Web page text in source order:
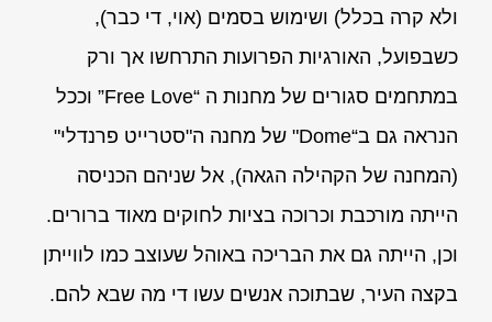
ולא קרה בכלל) ושימוש בסמים (אוי, די כבר),
כשבפועל, האורגיות הפרועות התרחשו אך ורק
במתחמים סגורים של מחנות ה “Free Love” וככל
הנראה גם ב“Dome" של מחנה ה"סטרייט פרנדלי"
(המחנה של הקהילה הגאה), אל שניהם הכניסה
הייתה מורכבת וכרוכה בציות לחוקים מאוד ברורים.
וכן, הייתה גם את הבריכה באוהל שעוצב כמו לווייתן
בקצה העיר, שבתוכה אנשים עשו די מה שבא להם.